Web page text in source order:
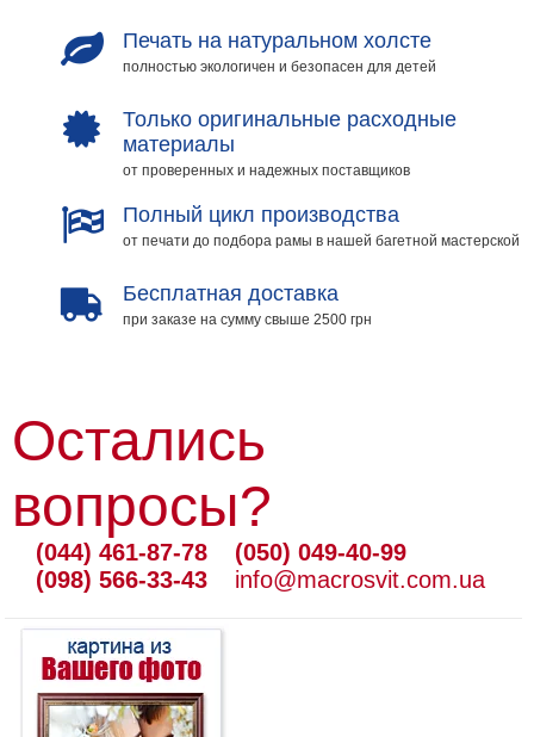
Печать на натуральном холсте
полностью экологичен и безопасен для детей
Только оригинальные расходные
материалы
от проверенных и надежных поставщиков
Полный цикл производства
от печати до подбора рамы в нашей багетной мастерской
Бесплатная доставка
при заказе на сумму свыше 2500 грн
Остались
вопросы?
(044) 461-87-78
(098) 566-33-43
(050) 049-40-99
info@macrosvit.com.ua